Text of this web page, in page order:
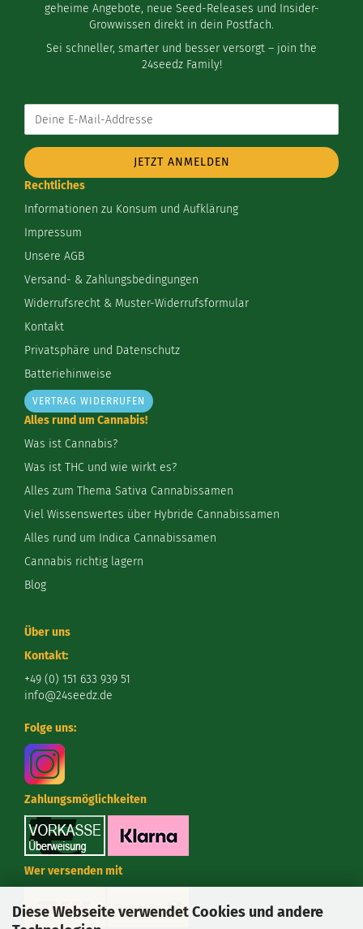
Diese Webseite verwendet Cookies und andere
geheime Angebote, neue Seed-Releases und Insider-
Growwissen direkt in dein Postfach.
Sei schneller, smarter und besser versorgt – join the
24seedz Family!
Addresse
Rechtliches
Informationen zu Konsum und Aufklärung
Impressum
Unsere AGB
Versand- & Zahlungsbedingungen
Widerrufsrecht & Muster-Widerrufsformular
Kontakt
Privatsphäre und Datenschutz
Batteriehinweise
VERTRAG WIDERRUFEN
Alles rund um Cannabis!
Was ist Cannabis?
Was ist THC und wie wirkt es?
Alles zum Thema Sativa Cannabissamen
Viel Wissenswertes über Hybride Cannabissamen
Alles rund um Indica Cannabissamen
Cannabis richtig lagern
Blog
Über uns
Kontakt:
+49 (0) 151 633 939 51
info@24seedz.de
Folge uns:
Zahlungsmöglichkeiten
Wer versenden mit